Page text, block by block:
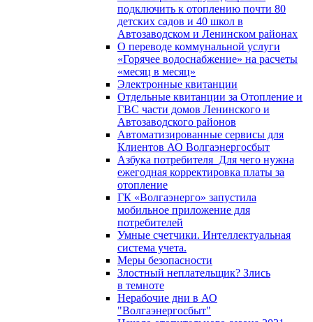
подключить к отоплению почти 80
детских садов и 40 школ в
Автозаводском и Ленинском районах
О переводе коммунальной услуги
«Горячее водоснабжение» на расчеты
«месяц в месяц»
Электронные квитанции
Отдельные квитанции за Отопление и
ГВС части домов Ленинского и
Автозаводского районов
Автоматизированные сервисы для
Клиентов АО Волгаэнергосбыт
Азбука потребителя_Для чего нужна
ежегодная корректировка платы за
отопление
ГК «Волгаэнерго» запустила
мобильное приложение для
потребителей
Умные счетчики. Интеллектуальная
система учета.
Меры безопасности
Злостный неплательщик? Злись
в темноте
Нерабочие дни в АО
"Волгаэнергосбыт"